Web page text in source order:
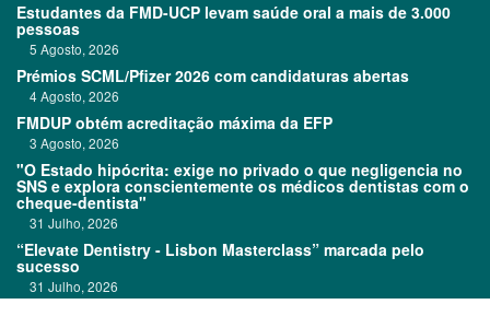
Estudantes da FMD-UCP levam saúde oral a mais de 3.000
pessoas
5 Agosto, 2026
Prémios SCML/Pfizer 2026 com candidaturas abertas
4 Agosto, 2026
FMDUP obtém acreditação máxima da EFP
3 Agosto, 2026
"O Estado hipócrita: exige no privado o que negligencia no
SNS e explora conscientemente os médicos dentistas com o
cheque-dentista"
31 Julho, 2026
“Elevate Dentistry - Lisbon Masterclass” marcada pelo
sucesso
31 Julho, 2026